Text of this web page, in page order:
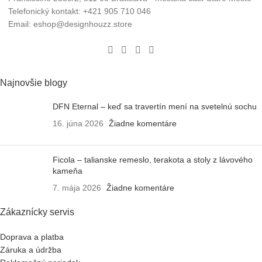
Telefonický kontakt: +421 905 710 046
Email: eshop@designhouzz.store
Najnovšie blogy
DFN Eternal – keď sa travertín mení na svetelnú sochu
16. júna 2026
Žiadne komentáre
Ficola – talianske remeslo, terakota a stoly z lávového
kameňa
7. mája 2026
Žiadne komentáre
Zákaznícky servis
Doprava a platba
Záruka a údržba